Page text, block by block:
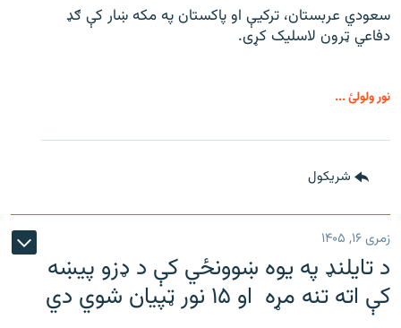
سعودي عربستان، ترکیې او پاکستان په مکه ښار کې ګډ
دفاعي ټرون لاسلیک کړی.
نور ولولئ ...
شريکول
زمری ۱۶, ۱۴۰۵
د تایلنډ په یوه ښوونځي کې د ډزو پیښه
کې اته تنه مړه او ۱۵ نور ټپیان شوي دي